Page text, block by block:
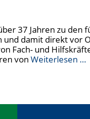
37 Jahren zu
damit direkt vor
Fach- und
von Weiterlesen …